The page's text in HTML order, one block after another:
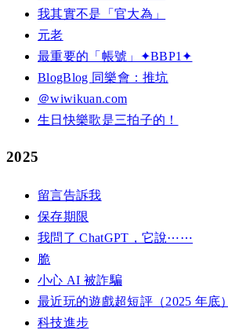
我其實不是「官大為」
元老
最重要的「帳號」✦BBP1✦
BlogBlog 同樂會：推坑
＠wiwikuan.com
生日快樂歌是三拍子的！
2025
留言告訴我
保存期限
我問了 ChatGPT，它說⋯⋯
脆
小心 AI 被詐騙
最近玩的遊戲超短評（2025 年底）
科技進步